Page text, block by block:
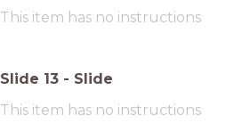
This item has no instructions
Slide 13 - Slide
This item has no instructions